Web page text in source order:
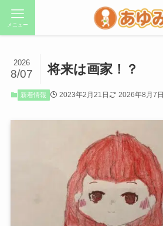
メニュー
将来は画家！？
2026
8/07
新着情報 2023年2月21日 2026年8月7日